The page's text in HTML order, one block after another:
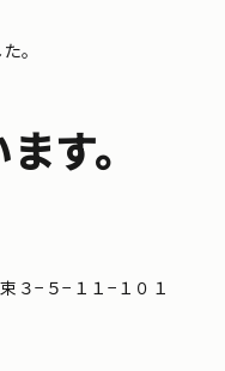
。
す。
３−５−１１−１０１